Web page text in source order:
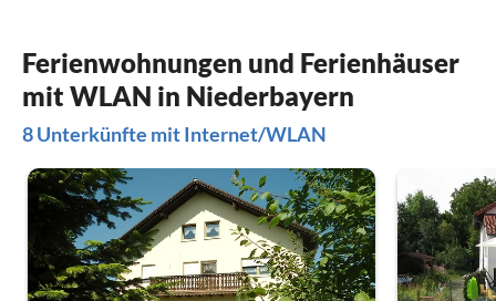
Ferienwohnungen und Ferienhäuser
mit WLAN in Niederbayern
8 Unterkünfte mit Internet/WLAN